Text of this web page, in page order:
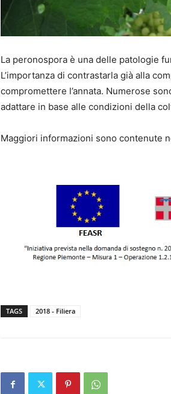
La peronospora è una delle patologie
L’importanza di contrastarla già alla
compromettere l’annata. Numerose
adattare in base alle condizioni della
Maggiori informazioni sono contenute
TAGS 2018 - Filiera